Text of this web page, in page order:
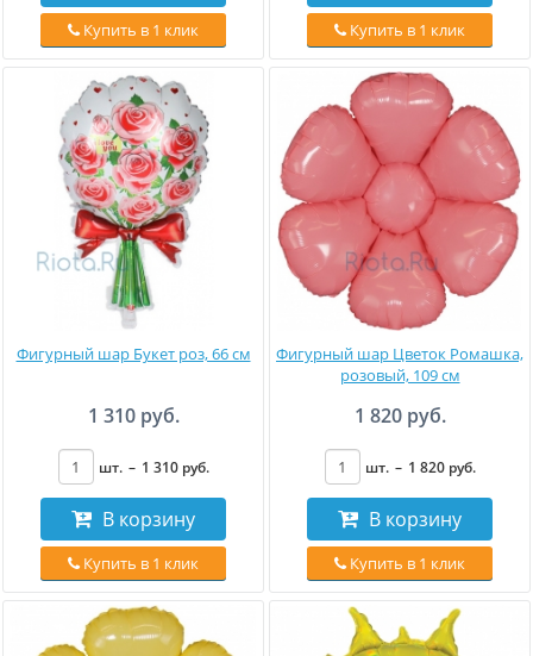
Купить в 1 клик Купить в 1 клик
Фигурный шар Букет роз, 66 см
1 310 руб.
шт. – 1 310 руб.
В корзину
Купить в 1 клик
Фигурный шар Цветок Ромашка,
розовый, 109 см
1 820 руб.
шт. – 1 820 руб.
В корзину
Купить в 1 клик